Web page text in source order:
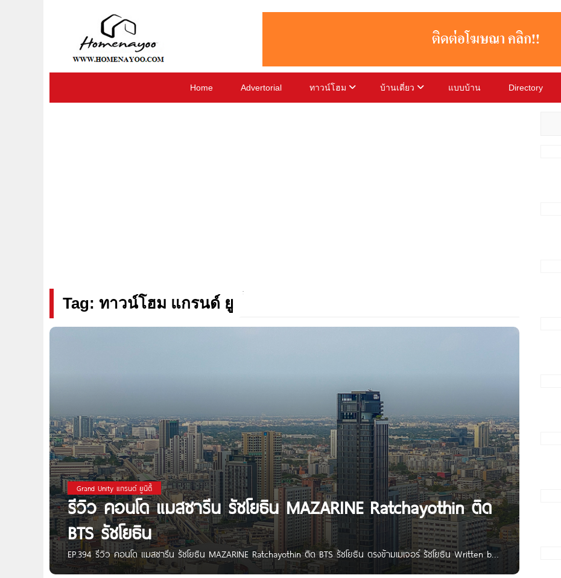
Home Advertorial ทาวน์โฮม บ้านเดี่ยว แบบบ้าน Directory
Tag: ทาวน์โฮม แกรนด์ ยู
Grand Unity แกรนด์ ยูนิตี้
รีวิว คอนโด แมสซารีน รัชโยธิน MAZARINE Ratchayothin ติด
BTS รัชโยธิน
EP.394 รีวิว คอนโด แมสซารีน รัชโยธิน MAZARINE Ratchayothin ติด BTS รัชโยธิน ตรงข้ามเมเจอร์ รัชโยธิน Written by :
THAnATH สวัสดีผู้อ่านชาว Homenayoo ทุกคนครับ วันนี้ผมพามาชมโครงการ Mazarine รัชโยธิน จาก Grand Unity ตั้ง